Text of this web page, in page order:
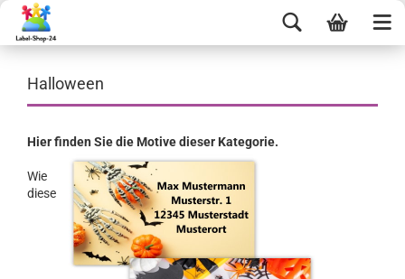
Halloween
Hier finden Sie die Motive dieser Kategorie.
Wie
diese